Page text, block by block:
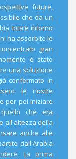
future,
che da un
totale intorno
ha assorbito le
gran
è stato
una soluzione
confermato in
le nostre
per poi iniziare
che era
all'altezza della
anche alle
dall'Arabia
La prima